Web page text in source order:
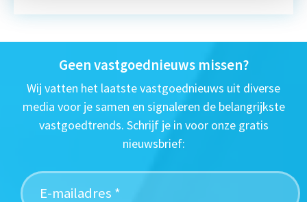
Geen vastgoednieuws missen?
Wij vatten het laatste vastgoednieuws uit diverse
media voor je samen en signaleren de belangrijkste
vastgoedtrends. Schrijf je in voor onze gratis
nieuwsbrief: